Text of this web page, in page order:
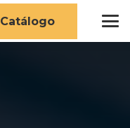
Catálogo